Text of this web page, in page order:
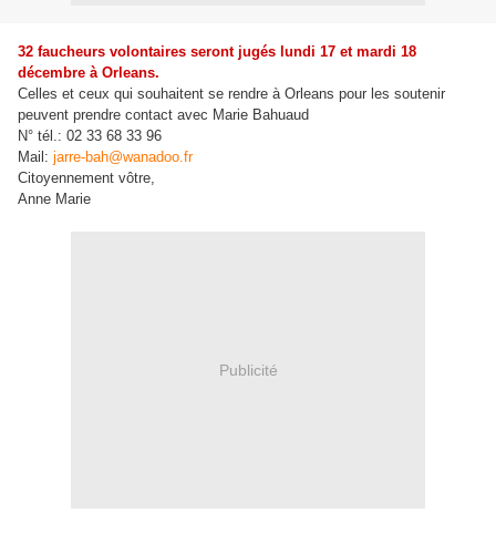
32 faucheurs volontaires seront jugés lundi 17 et mardi 18
décembre à Orleans.
Celles et ceux qui souhaitent se rendre à Orleans pour les soutenir
peuvent prendre contact avec Marie Bahuaud
N° tél.: 02 33 68 33 96
Mail: jarre-bah@wanadoo.fr
Citoyennement vôtre,
Anne Marie
Publicité